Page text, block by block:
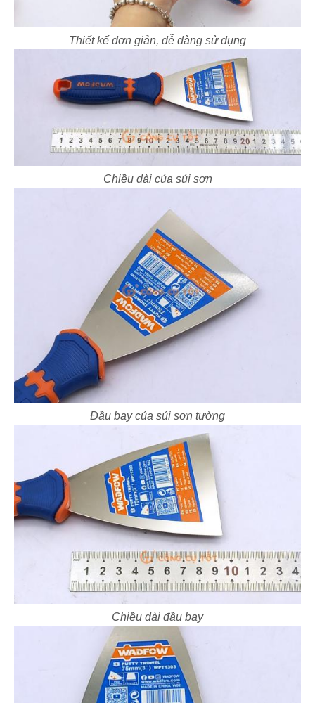
Thiết kế đơn giản, dễ dàng sử dụng
Chiều dài của sủi sơn
Đầu bay của sủi sơn tường
Chiều dài đầu bay